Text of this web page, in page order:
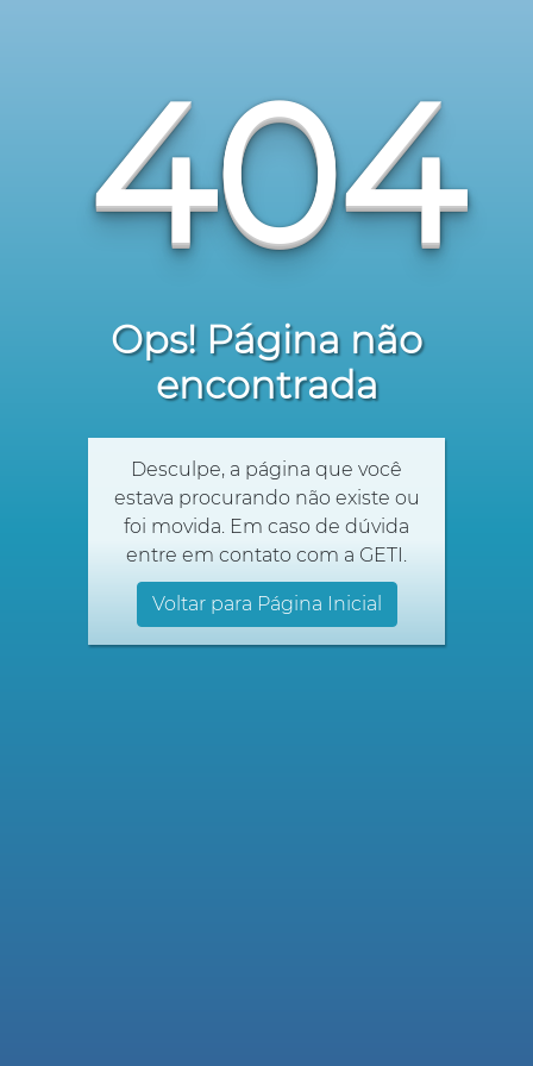
404
Ops! Página não
encontrada
Desculpe, a página que você
estava procurando não existe ou
foi movida. Em caso de dúvida
entre em contato com a GETI.
Voltar para Página Inicial